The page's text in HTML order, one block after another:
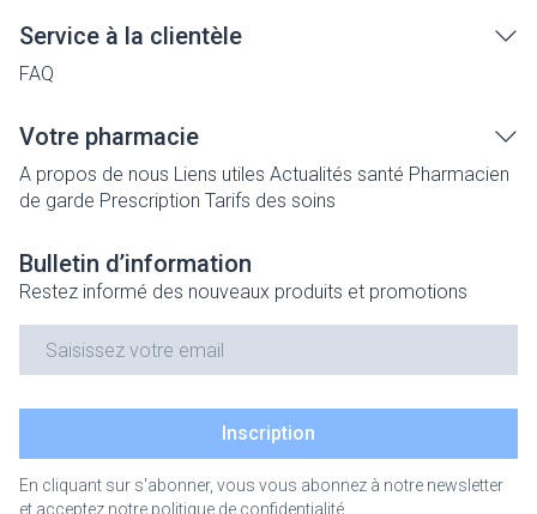
Service à la clientèle
FAQ
Votre pharmacie
A propos de nous Liens utiles Actualités santé Pharmacien
de garde Prescription Tarifs des soins
Bulletin d’information
Restez informé des nouveaux produits et promotions
Inscription
En cliquant sur s'abonner, vous vous abonnez à notre newsletter
et acceptez notre politique de confidentialité